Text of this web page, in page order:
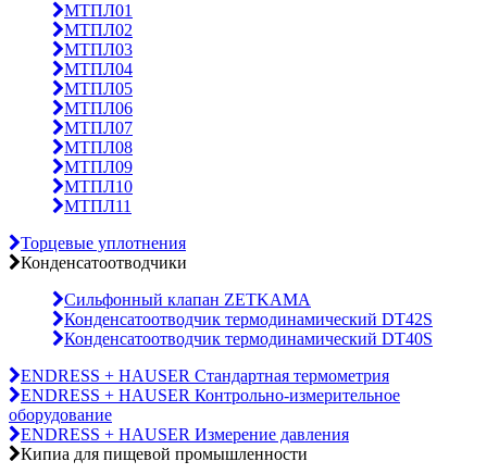
МТПЛ01
МТПЛ02
МТПЛ03
МТПЛ04
МТПЛ05
МТПЛ06
МТПЛ07
МТПЛ08
МТПЛ09
МТПЛ10
МТПЛ11
Торцевые уплотнения
Конденсатоотводчики
Сильфонный клапан ZETKAMA
Конденсатоотводчик термодинамический DT42S
Конденсатоотводчик термодинамический DT40S
ENDRESS + HAUSER Стандартная термометрия
ENDRESS + HAUSER Контрольно-измерительное
оборудование
ENDRESS + HAUSER Измерение давления
Кипиа для пищевой промышленности